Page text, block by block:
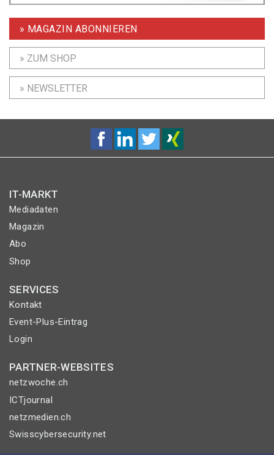
» MAGAZIN ABONNIEREN
» ZUM SHOP
» NEWSLETTER
IT-MARKT
Mediadaten
Magazin
Abo
Shop
SERVICES
Kontakt
Event-Plus-Eintrag
Login
PARTNER-WEBSITES
netzwoche.ch
ICTjournal
netzmedien.ch
Swisscybersecurity.net